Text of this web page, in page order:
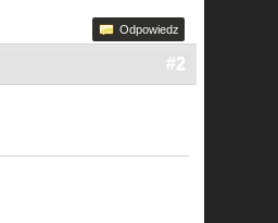
Odpowiedz
#2